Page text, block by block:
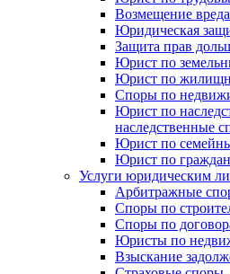
Возмещение вреда
Юридическая
Защита прав
Юрист по
Юрист по
Споры по
Юрист по
наследственные
Юрист по
Юрист по
Услуги юридическим
Арбитражные
Споры по
Споры по
Юристы по
Взыскание